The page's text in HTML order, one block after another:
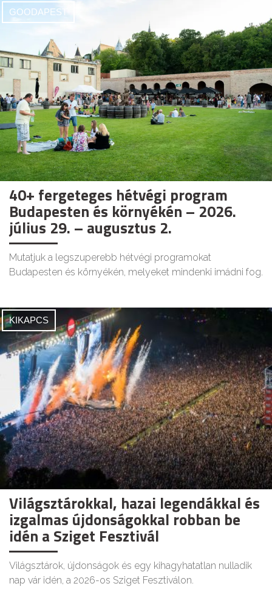
GOODAPEST
40+ fergeteges hétvégi program
Budapesten és környékén – 2026.
július 29. – augusztus 2.
Mutatjuk a legszuperebb hétvégi programokat
Budapesten és környékén, melyeket mindenki imádni fog.
KIKAPCS
Világsztárokkal, hazai legendákkal és
izgalmas újdonságokkal robban be
idén a Sziget Fesztivál
Világsztárok, újdonságok és egy kihagyhatatlan nulladik
nap vár idén, a 2026-os Sziget Fesztiválon.